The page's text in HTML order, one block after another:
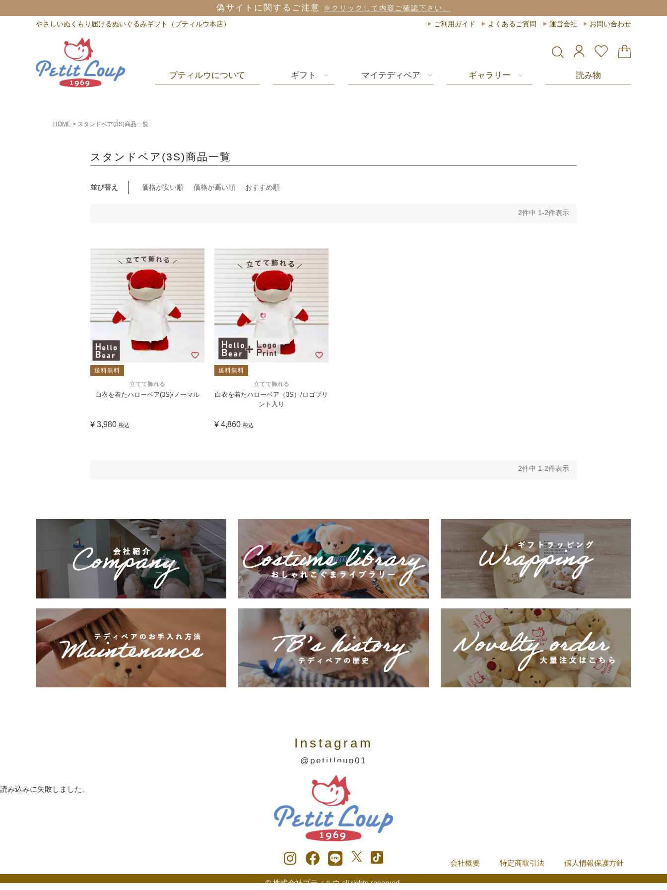
偽サイトに関するご注意 ※クリックして内容ご確認下さい。
やさしいぬくもり届けるぬいぐるみギフト（プティルウ本店） ご利用ガイド よくあるご質問 運営会社 お問い合わせ
プティルウについて ギフト マイテディベア ギャラリー 読み物
HOME スタンドベア(3S)商品一覧
スタンドベア(3S)商品一覧
並び替え 価格が安い順 価格が高い順 おすすめ順
2件中 1-2件表示
送料無料
立てて飾れる
白衣を着たハローベア(3S)/ノーマル
¥ 3,980 税込
送料無料
立てて飾れる
白衣を着たハローベア（3S）/ロゴプリ
ント入り
¥ 4,860 税込
2件中 1-2件表示
Instagram
@petitloup01
読み込みに失敗しました。
会社概要 特定商取引法 個人情報保護方針
© 株式会社プティルウ all rights reserved.